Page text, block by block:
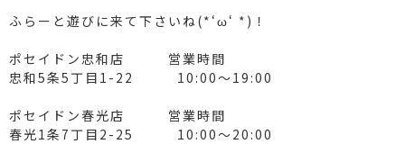
ふらーと遊びに来て下さいね(*‘ω‘ *)！
ポセイドン忠和店 営業時間
忠和5条5丁目1-22 10:00～19:00
ポセイドン春光店 営業時間
春光1条7丁目2-25 10:00～20:00